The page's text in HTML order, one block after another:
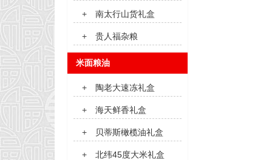
+ 南太行山货礼盒
+ 贵人福杂粮
米面粮油
+ 陶老大速冻礼盒
+ 海天鲜香礼盒
+ 贝蒂斯橄榄油礼盒
+ 北纬45度大米礼盒